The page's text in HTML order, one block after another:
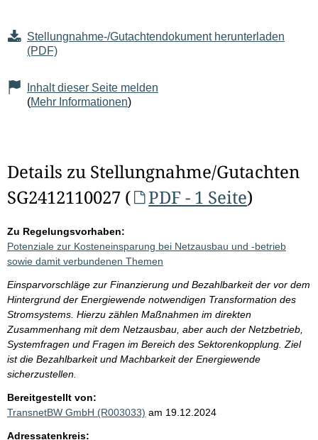
Stellungnahme-/Gutachtendokument herunterladen
(PDF)
Inhalt dieser Seite melden
(Mehr Informationen)
Details zu Stellungnahme/Gutachten
SG2412110027 (
PDF - 1 Seite)
Zu Regelungsvorhaben:
Potenziale zur Kosteneinsparung bei Netzausbau und -betrieb
sowie damit verbundenen Themen
Einsparvorschläge zur Finanzierung und Bezahlbarkeit der vor dem
Hintergrund der Energiewende notwendigen Transformation des
Stromsystems. Hierzu zählen Maßnahmen im direkten
Zusammenhang mit dem Netzausbau, aber auch der Netzbetrieb,
Systemfragen und Fragen im Bereich des Sektorenkopplung. Ziel
ist die Bezahlbarkeit und Machbarkeit der Energiewende
sicherzustellen.
Bereitgestellt von:
TransnetBW GmbH (R003033) am 19.12.2024
Adressatenkreis: